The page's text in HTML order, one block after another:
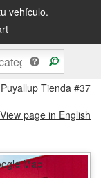
vehículo.
en la tienda
Tienda
View page in English